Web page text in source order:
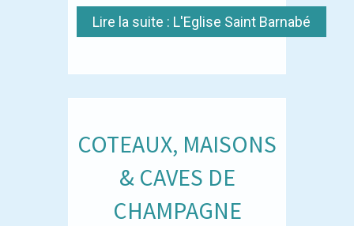
Lire la suite : L'Eglise Saint Barnabé
COTEAUX, MAISONS
& CAVES DE
CHAMPAGNE